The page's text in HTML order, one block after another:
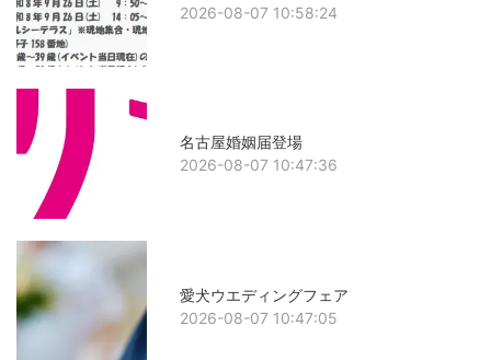
2026-08-07 10:58:24
名古屋婚姻届登場
2026-08-07 10:47:36
愛犬ウエディングフェア
2026-08-07 10:47:05